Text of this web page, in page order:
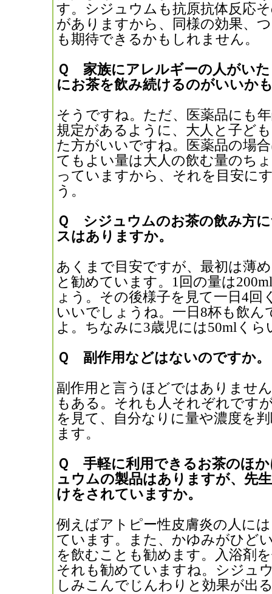
す。シジュウムも抗原抗体反応
がありますから、同様の効果、
も期待できるかもしれません。
Ｑ 家族にアレルギーの人がい
にお茶を飲み続けるのがいいか
そうですね。ただ、医薬品にも
規定があるように、大人と子ど
た方がいいですね。医薬品の場
てもよい量は大人の飲む量のち
っていますから、それを目安に
う。
Ｑ シジュウムのお茶の飲み方
スはありますか。
あくまで目安ですが、最初は薄
と勧めています。1回の量は
ょう。その後様子を見て一日4回
いいでしょうね。一日8杯も飲ん
よ。ちなみに3歳児には50mlく
Ｑ 副作用などはないのですか。
副作用と言うほどではありませ
もある。それも人それぞれです
を見て、自分なりに量や濃度を
ます。
Ｑ 手軽に利用できるお茶のほ
ュウムの製品はありますが、先
けをされていますか。
例えばアトピー性皮膚炎の人に
ています。また、かゆみがひど
を飲むことも勧めます。入浴剤
それも勧めていますね。シジュ
しみこんでじんわりと効果が出